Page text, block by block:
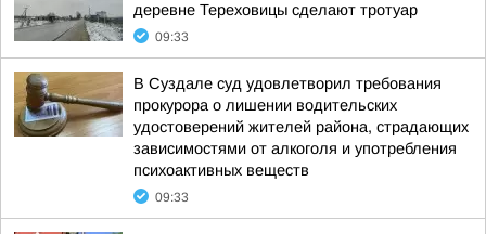
деревне Тереховицы сделают тротуар
09:33
В Суздале суд удовлетворил требования
прокурора о лишении водительских
удостоверений жителей района, страдающих
зависимостями от алкоголя и употребления
психоактивных веществ
09:33